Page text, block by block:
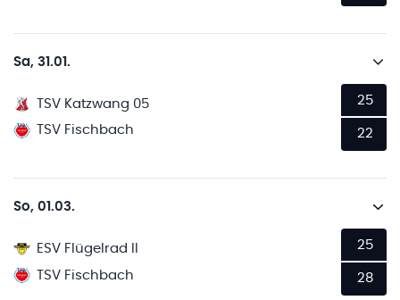
Sa, 31.01.
TSV Katzwang 05
TSV Fischbach
25
22
So, 01.03.
ESV Flügelrad II
TSV Fischbach
25
28